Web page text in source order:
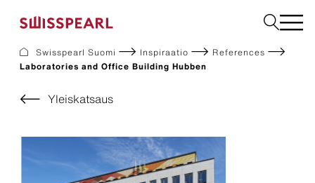
Julkisivulevyt
Rakennuslevyt
Sisätilalevyt
Swisspearl Suomi Inspiraatio
References
Laboratories and Office Building Hubben
Yleiskatsaus